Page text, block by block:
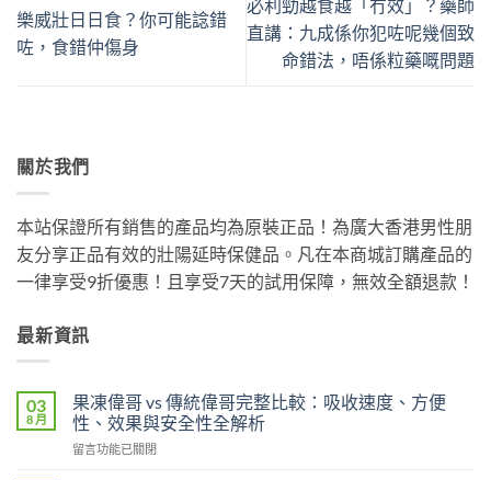
樂威壯日日食？你可能諗錯
咗，食錯仲傷身
必利勁越食越「冇效」？藥師
直講：九成係你犯咗呢幾個致
命錯法，唔係粒藥嘅問題
關於我們
本站保證所有銷售的產品均為原裝正品！為廣大香港男性朋
友分享正品有效的壯陽延時保健品。凡在本商城訂購產品的
一律享受9折優惠！且享受7天的試用保障，無效全額退款！
最新資訊
03
8 月
果凍偉哥 vs 傳統偉哥完整比較：吸收速度、方便
性、效果與安全性全解析
在
留言功能已關閉